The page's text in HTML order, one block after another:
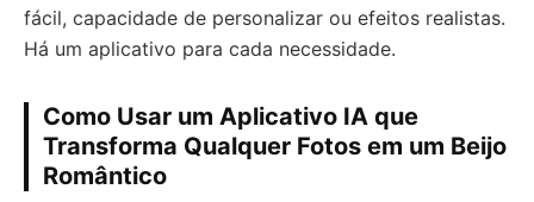
fácil, capacidade de personalizar ou efeitos realistas.
Há um aplicativo para cada necessidade.
Como Usar um Aplicativo IA que
Transforma Qualquer Fotos em um Beijo
Romântico